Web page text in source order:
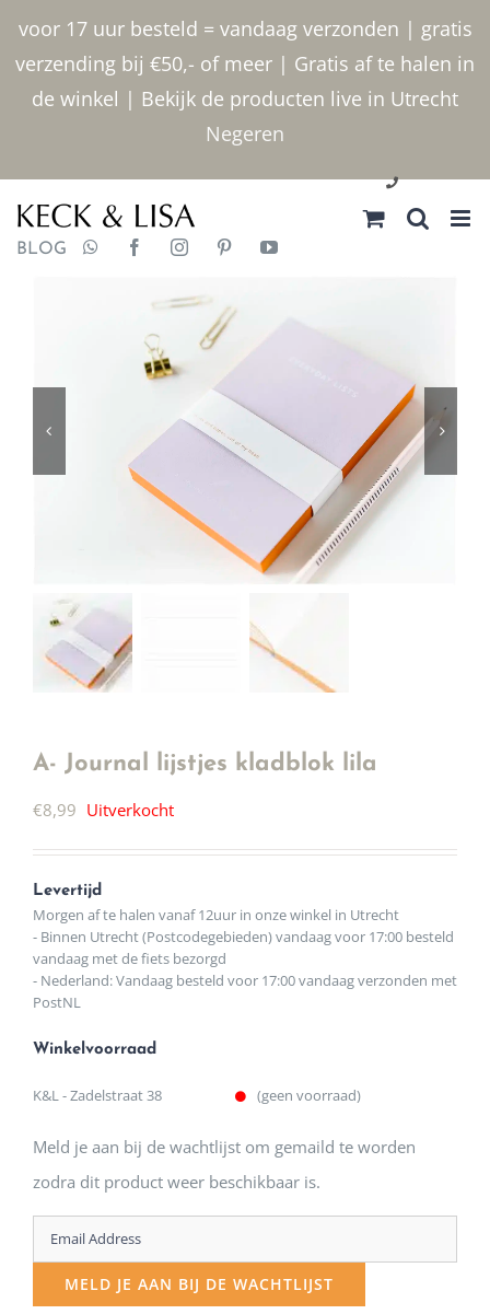
voor 17 uur besteld = vandaag verzonden | gratis
verzending bij €50,- of meer | Gratis af te halen in
de winkel | Bekijk de producten live in Utrecht
Negeren
inhoud
030 2400000
BLOG
A- Journal lijstjes kladblok lila
€8,99 Uitverkocht
Levertijd
Morgen af te halen vanaf 12uur in onze winkel in Utrecht
- Binnen Utrecht (Postcodegebieden) vandaag voor 17:00 besteld
vandaag met de fiets bezorgd
- Nederland: Vandaag besteld voor 17:00 vandaag verzonden met
PostNL
Winkelvoorraad
K&L - Zadelstraat 38 (geen voorraad)
Meld je aan bij de wachtlijst om gemaild te worden
zodra dit product weer beschikbaar is.
Enter
your
email
MELD JE AAN BIJ DE WACHTLIJST